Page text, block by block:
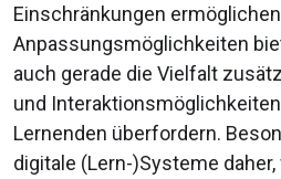
Einschränkungen
Anpassungsmöglichkeiten
auch gerade die Vielfalt
und
Lernenden überfordern.
digitale (Lern-)Systeme